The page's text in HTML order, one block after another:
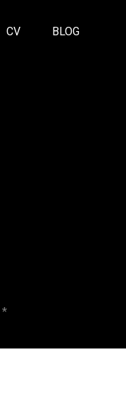
CV BLOG
*